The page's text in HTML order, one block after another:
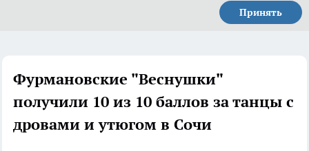
Принять
Фурмановские "Веснушки"
получили 10 из 10 баллов за танцы с
дровами и утюгом в Сочи